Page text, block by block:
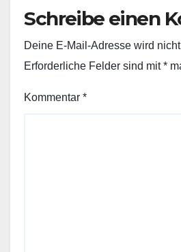
Schreibe einen
Deine E-Mail-Adresse wird
Erforderliche Felder sind mit*
Kommentar *